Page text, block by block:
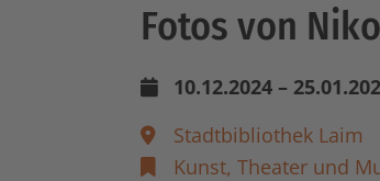
Fotos von
10.12.2024 –
Stadtbibliothek Laim
Kunst, Theater und